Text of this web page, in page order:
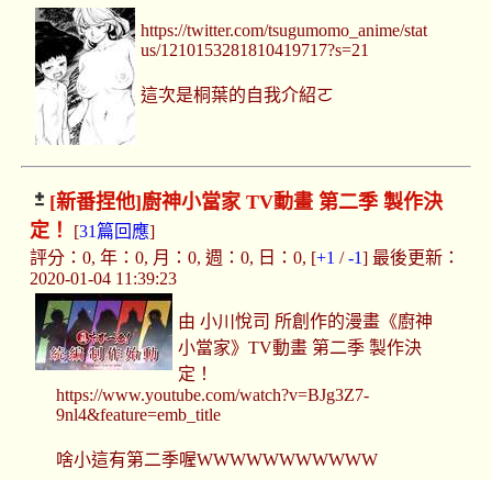
https://twitter.com/tsugumomo_anime/stat
us/1210153281810419717?s=21
這次是桐葉的自我介紹ㄛ
[新番捏他]廚神小當家 TV動畫 第二季 製作決
定！
[31篇回應]
評分：0, 年：0, 月：0, 週：0, 日：0, [+1 /-1] 最後更新：
2020-01-04 11:39:23
由 小川悅司 所創作的漫畫《廚神
小當家》TV動畫 第二季 製作決
定！
https://www.youtube.com/watch?v=BJg3Z7-
9nl4&feature=emb_title
啥小這有第二季喔WWWWWWWWWWW